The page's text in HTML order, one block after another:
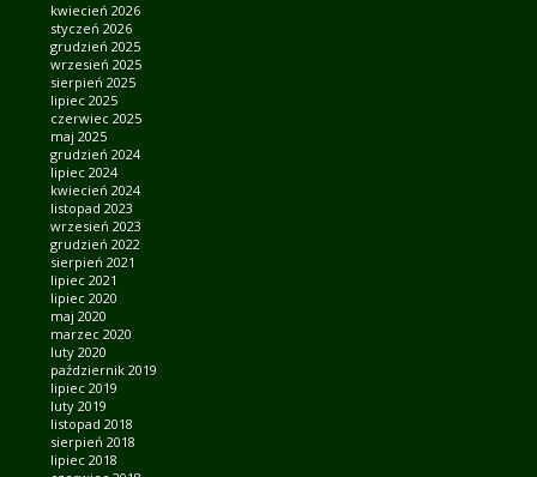
kwiecień 2026
styczeń 2026
grudzień 2025
wrzesień 2025
sierpień 2025
lipiec 2025
czerwiec 2025
maj 2025
grudzień 2024
lipiec 2024
kwiecień 2024
listopad 2023
wrzesień 2023
grudzień 2022
sierpień 2021
lipiec 2021
lipiec 2020
maj 2020
marzec 2020
luty 2020
październik 2019
lipiec 2019
luty 2019
listopad 2018
sierpień 2018
lipiec 2018